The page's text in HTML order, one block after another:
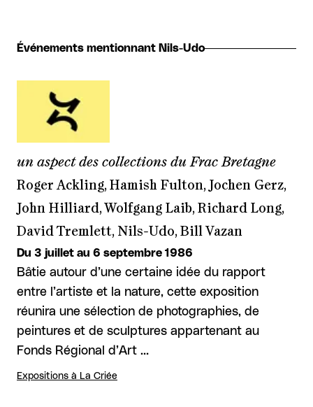
Événements mentionnant Nils-Udo
un aspect des collections du Frac Bretagne
Roger Ackling, Hamish Fulton, Jochen Gerz,
John Hilliard, Wolfgang Laib, Richard Long,
David Tremlett, Nils-Udo, Bill Vazan
Du 3 juillet au 6 septembre 1986
Bâtie autour d’une certaine idée du rapport
entre l’artiste et la nature, cette exposition
réunira une sélection de photographies, de
peintures et de sculptures appartenant au
Fonds Régional d’Art …
Expositions à La Criée